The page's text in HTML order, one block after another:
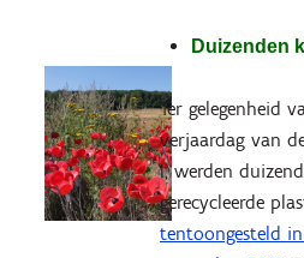
Duizenden
Ter gelegenheid
verjaardag van
I, werden
gerecycleerde
tentoongesteld